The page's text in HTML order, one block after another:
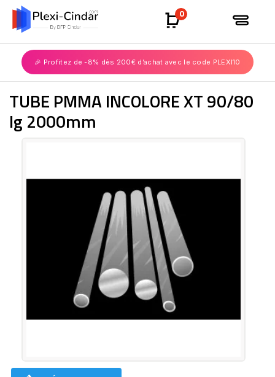
🎉 Profitez de -8% dès 200€ d’achat avec le code PLEXI10
0
TUBE PMMA INCOLORE XT 90/80
lg 2000mm